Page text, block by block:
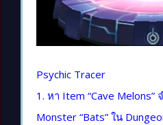
Psychic Tracer
1. หา Item “Cave Melons”
Monster “Bats” ใน